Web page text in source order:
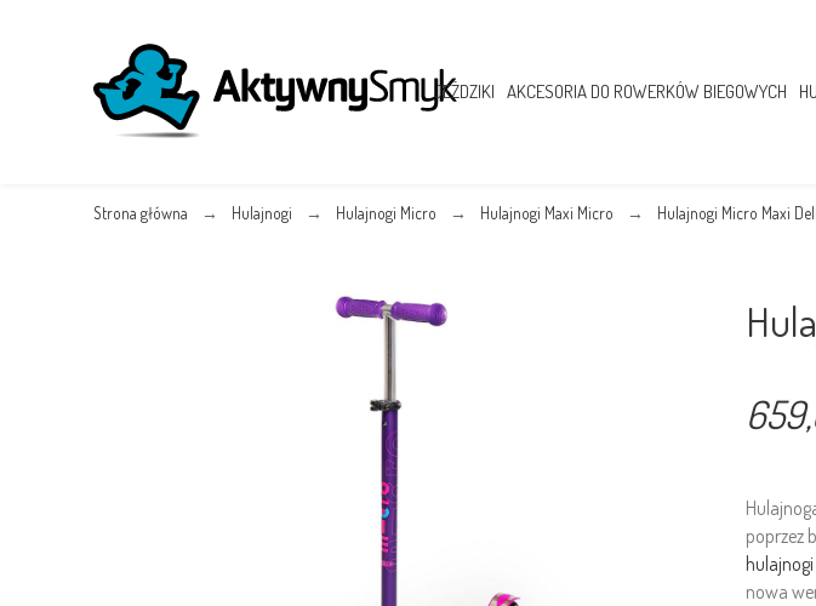
JEŹDZIKI AKCESORIA DO ROWERKÓW BIEGOWYCH
Strona główna Hulajnogi Hulajnogi Micro Hulajnogi Maxi Micro Hulajnogi Micro Maxi
poprzez
nowa